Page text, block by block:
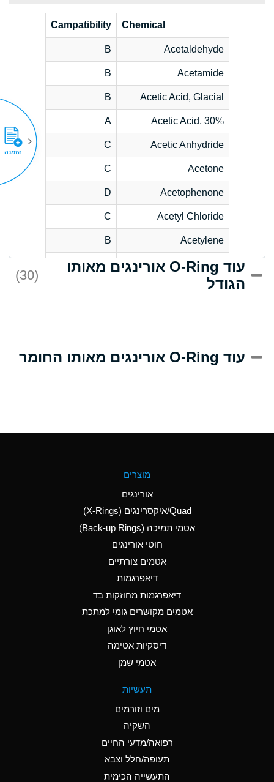
Chemical
Campatibility
Acetaldehyde
B
Acetamide
B
Acetic Acid, Glacial
B
Acetic Acid, 30%
A
Acetic Anhydride
C
Acetone
C
Acetophenone
D
Acetyl Chloride
C
Acetylene
B
Acrlylonitrile
D
Adipic Acid
(Aqueous)
Aluminum Nitrate
(Aqueous)
Aluminum Phosphate
Ammonia Anhydrous
C
Ammonia Gas (cold)
A
Ammonia Gas (hot)
Ammonium Hydroxide
A
עוד O-Ring אורינגים מאותו
הגודל
(30)
עוד O-Ring אורינגים מאותו החומר
מוצרים
אורינגים
Quad/איקסרינגים (X-Rings)
אטמי תמיכה (Back-up Rings)
חוטי אורינגים
אטמים צורתיים
דיאפרגמות
דיאפרגמות מחוזקות בד
אטמים מקושרים גומי למתכת
אטמי חיוץ לאוגן
דיסקיות אטימה
אטמי שמן
תעשיות
מים וזורמים
השקיה
רפואה/מדעי החיים
תעופה/חלל וצבא
התעשייה הכימית
הזמנה